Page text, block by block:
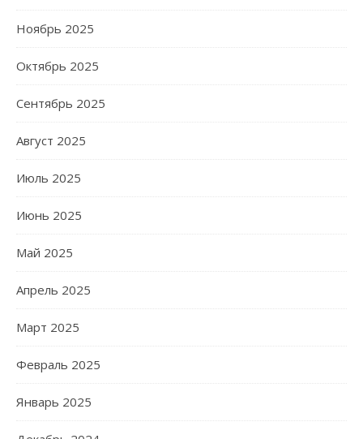
Ноябрь 2025
Октябрь 2025
Сентябрь 2025
Август 2025
Июль 2025
Июнь 2025
Май 2025
Апрель 2025
Март 2025
Февраль 2025
Январь 2025